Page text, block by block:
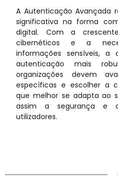
A Autenticação Avançada
significativa na forma
digital. Com a
cibernéticos e a
informações sensíveis,
autenticação mais
organizações devem
específicas e escolher a
que melhor se adapta ao
assim a segurança e
utilizadores.